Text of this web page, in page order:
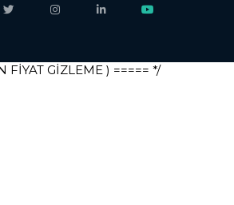
FİYAT GİZLEME ) ===== */